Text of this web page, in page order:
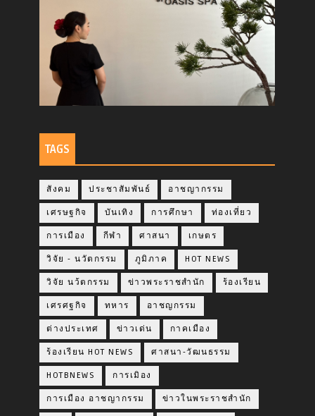
TAGS
สังคม ประชาสัมพันธ์ อาชญากรรม
เศรษฐกิจ บันเทิง การศึกษา ท่องเที่ยว
การเมือง กีฬา ศาสนา เกษตร
วิจัย - นวัตกรรม ภูมิภาค HOT NEWS
วิจัย นว้ตกรรม ข่าวพระราชสำนัก ร้องเรียน
เศรศฐกิจ ทหาร อาชญกรรม
ต่างประเทศ ข่าวเด่น กาคเมือง
ร้องเรียน HOT NEWS ศาสนา-วัฒนธรรม
HOTBNEWS การเมิอง
การเมือง อาชญากรรม ข่าวในพระราชสำนัก